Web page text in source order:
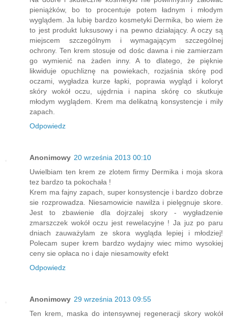
pieniążków, bo to procentuje potem ładnym i młodym
wyglądem. Ja lubię bardzo kosmetyki Dermika, bo wiem że
to jest produkt luksusowy i na pewno działający. A oczy są
miejscem szczególnym i wymagającym szczególnej
ochrony. Ten krem stosuje od dośc dawna i nie zamierzam
go wymienić na żaden inny. A to dlatego, że pięknie
likwiduje opuchliznę na powiekach, rozjaśnia skórę pod
oczami, wygładza kurze łapki, poprawia wygląd i koloryt
skóry wokół oczu, ujędrnia i napina skórę co skutkuje
młodym wyglądem. Krem ma delikatną konsystencje i mily
zapach.
Odpowiedz
Anonimowy 20 września 2013 00:10
Uwielbiam ten krem ze zlotem firmy Dermika i moja skora
tez bardzo ta pokochała !
Krem ma fajny zapach, super konsystencje i bardzo dobrze
sie rozprowadza. Niesamowicie nawilża i pielęgnuje skore.
Jest to zbawienie dla dojrzalej skory - wygładzenie
zmarszczek wokół oczu jest rewelacyjne ! Ja juz po paru
dniach zauważylam ze skora wygląda lepiej i młodziej!
Polecam super krem bardzo wydajny wiec mimo wysokiej
ceny sie opłaca no i daje niesamowity efekt
Odpowiedz
Anonimowy 29 września 2013 09:55
Ten krem, maska do intensywnej regeneracji skory wokół